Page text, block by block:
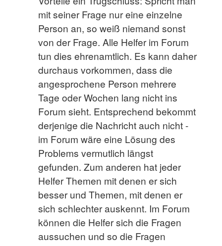
mit seiner Frage nur eine einzelne
Person an, so weiß niemand sonst
von der Frage. Alle Helfer im Forum
tun dies ehrenamtlich. Es kann daher
durchaus vorkommen, dass die
angesprochene Person mehrere
Tage oder Wochen lang nicht ins
Forum sieht. Entsprechend bekommt
derjenige die Nachricht auch nicht -
im Forum wäre eine Lösung des
Problems vermutlich längst
gefunden. Zum anderen hat jeder
Helfer Themen mit denen er sich
besser und Themen, mit denen er
sich schlechter auskennt. Im Forum
können die Helfer sich die Fragen
aussuchen und so die Fragen